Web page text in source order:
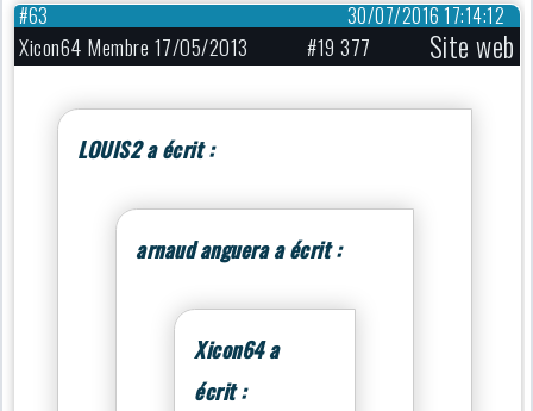
30/07/2016 17:14:12
#63
Xicon64 Membre 17/05/2013 #19 377 Site web
LOUIS2 a écrit :
arnaud anguera a écrit :
Xicon64 a
écrit :